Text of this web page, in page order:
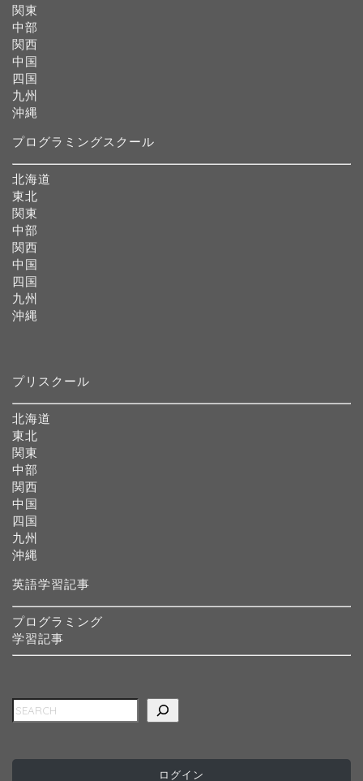
関東
中部
関西
中国
四国
九州
沖縄
プログラミングスクール
北海道
東北
関東
中部
関西
中国
四国
九州
沖縄
プリスクール
北海道
東北
関東
中部
関西
中国
四国
九州
沖縄
英語学習記事
プログラミング
学習記事
検索
ログイン
インターナショナルスク